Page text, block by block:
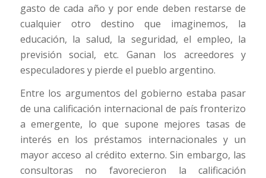
gasto de cada año y por ende deben restarse de
cualquier otro destino que imaginemos, la
educación, la salud, la seguridad, el empleo, la
previsión social, etc. Ganan los acreedores y
especuladores y pierde el pueblo argentino.
Entre los argumentos del gobierno estaba pasar
de una calificación internacional de país fronterizo
a emergente, lo que supone mejores tasas de
interés en los préstamos internacionales y un
mayor acceso al crédito externo. Sin embargo, las
consultoras no favorecieron la calificación